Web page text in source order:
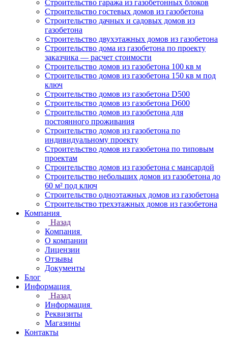
Строительство гаража из газобетонных блоков
Строительство гостевых домов из газобетона
Строительство дачных и садовых домов из
газобетона
Строительство двухэтажных домов из газобетона
Строительство дома из газобетона по проекту
заказчика — расчет стоимости
Строительство домов из газобетона 100 кв м
Строительство домов из газобетона 150 кв м под
ключ
Строительство домов из газобетона D500
Строительство домов из газобетона D600
Строительство домов из газобетона для
постоянного проживания
Строительство домов из газобетона по
индивидуальному проекту
Строительство домов из газобетона по типовым
проектам
Строительство домов из газобетона с мансардой
Строительство небольших домов из газобетона до
60 м² под ключ
Строительство одноэтажных домов из газобетона
Строительство трехэтажных домов из газобетона
Компания
Назад
Компания
О компании
Лицензии
Отзывы
Документы
Блог
Информация
Назад
Информация
Реквизиты
Магазины
Контакты